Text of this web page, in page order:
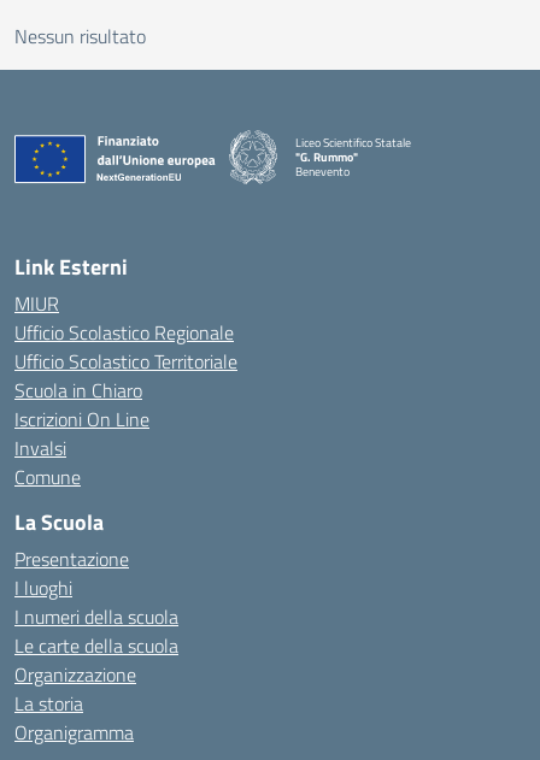
Nessun risultato
Liceo Scientifico Statale
"G. Rummo"
Benevento
Link Esterni
MIUR
Ufficio Scolastico Regionale
Ufficio Scolastico Territoriale
Scuola in Chiaro
Iscrizioni On Line
Invalsi
Comune
La Scuola
Presentazione
I luoghi
I numeri della scuola
Le carte della scuola
Organizzazione
La storia
Organigramma